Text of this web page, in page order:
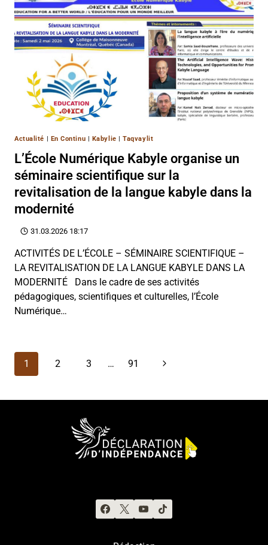
Actualité En Continu Kabylie |Taqvaylit
L’École Numérique Kabyle organise un
séminaire scientifique sur la
revitalisation de la langue kabyle dans la
modernité
31.03.2026 18:17
ACTIVITÉS DE L’ÉCOLE – SÉMINAIRE SCIENTIFIQUE –
LA REVITALISATION DE LA LANGUE KABYLE DANS LA
MODERNITÉ Dans le cadre de ses activités
pédagogiques, scientifiques et culturelles, l’École
Numérique…
Navigation
page
1 2 3 … 91
Page